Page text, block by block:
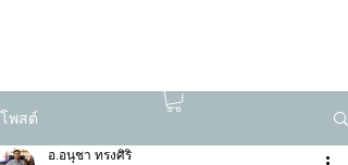
โพสต์
อ.อนุชา ทรงศิริ